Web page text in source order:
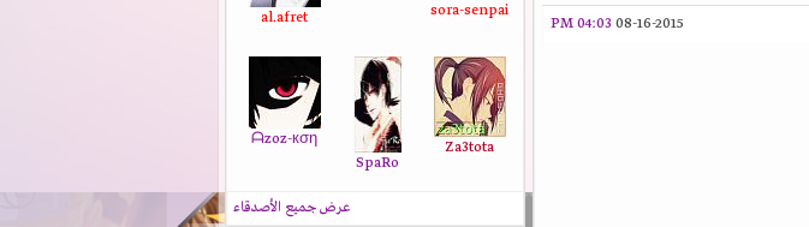
08-16-2015
04:03 PM
sora-senpai
al.afret
Za3tota
SpaRo
ᗩzoz-кση
عرض جميع الأصدقاء